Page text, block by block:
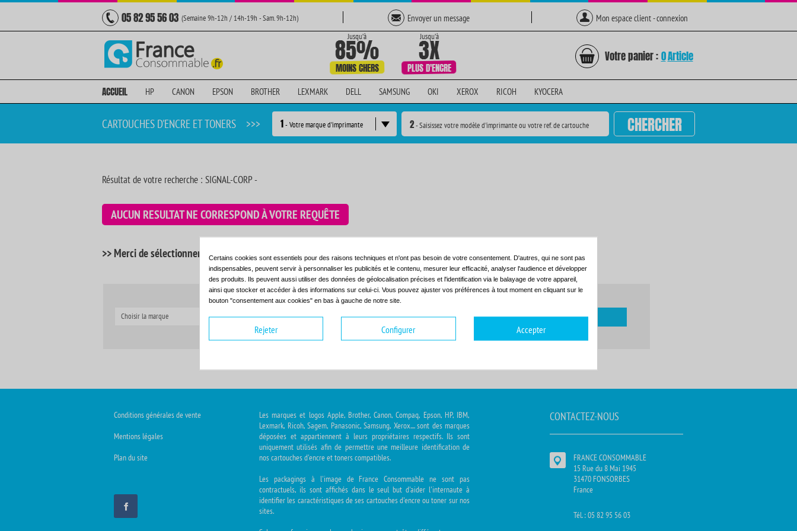
05 82 95 56 03 (Semaine 9h-12h / 14h-19h - Sam. 9h-12h) Envoyer un message Mon espace client - connexion
Votre panier : 0Article
ACCUEIL HP CANON EPSON BROTHER LEXMARK DELL SAMSUNG OKI XEROX RICOH KYOCERA
CARTOUCHES D'ENCRE ET TONERS >>> 1- Votre marque d'imprimante 2- Saisissez votre modèle d'imprimante ou votre ref. de cartouche CHERCHER
Résultat de votre recherche : SIGNAL-CORP -
AUCUN RESULTAT NE CORRESPOND À VOTRE REQUÊTE
>> Merci de sélectionner votre imprimante en utilisant le moteur de recherche ci-dessous:
Choisir la marque Choisir la gamme Choisir le modèle
Conditions générales de vente
Mentions légales
Plan du site
Les marques et logos Apple, Brother, Canon, Compaq, Epson, HP, IBM,
Lexmark, Ricoh, Sagem, Panasonic, Samsung, Xerox.... sont des marques
déposées et appartiennent à leurs propriétaires respectifs. Ils sont
uniquement utilisés afin de permettre une meilleure identification de
nos cartouches d'encre et toners compatibles.
Les packagings à l'image de France Consommable ne sont pas
contractuels, ils sont affichés dans le seul but d'aider l'internaute à
identifier les caractéristiques de ses cartouches d'encre ou toner sur nos
sites.
CONTACTEZ-NOUS
FRANCE CONSOMMABLE
15 Rue du 8 Mai 1945
31470 FONSORBES
France
Tél. : 05 82 95 56 03
Certains cookies sont essentiels pour des raisons techniques et n'ont pas besoin de votre consentement. D'autres, qui ne sont pas
indispensables, peuvent servir à personnaliser les publicités et le contenu, mesurer leur efficacité, analyser l'audience et développer
des produits. Ils peuvent aussi utiliser des données de géolocalisation précises et l'identification via le balayage de votre appareil,
ainsi que stocker et accéder à des informations sur celui-ci. Vous pouvez ajuster vos préférences à tout moment en cliquant sur le
bouton "consentement aux cookies" en bas à gauche de notre site.
Rejeter Configurer Accepter